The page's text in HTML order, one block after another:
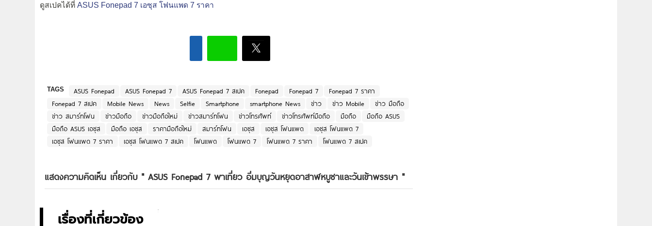
ดูสเปคได้ที่ ASUS Fonepad 7 เอซุส โฟนแพด 7 ราคา
TAGS ASUS Fonepad ASUS Fonepad 7 ASUS Fonepad 7 สเปค Fonepad Fonepad 7
Fonepad 7 ราคา
Fonepad 7 สเปค
Mobile News News Selfie Smartphone smartphone News ข่าว ข่าว Mobile
ข่าว มือถือ
ข่าว สมาร์ทโฟน
ข่าวมือถือ ข่าวมือถือใหม่ ข่าวสมาร์ทโฟน ข่าวโทรศัพท์ ข่าวโทรศัพท์มือถือ มือถือ
มือถือ ASUS
มือถือ ASUS เอซุส
มือถือ เอซุส ราคามือถือใหม่ สมาร์ทโฟน เอซุส เอซุส โฟนแพด
เอซุส โฟนแพด 7
เอซุส โฟนแพด 7 ราคา
เอซุส โฟนแพด 7 สเปค โฟนแพด โฟนแพด 7 โฟนแพด 7 ราคา โฟนแพด 7 สเปค
แสดงความคิดเห็น เกี่ยวกับ " ASUS Fonepad 7 พาเที่ยว อิ่มบุญวันหยุดอาสาฬหบูชาและวันเข้าพรรษา "
เรื่องที่เกี่ยวข้อง